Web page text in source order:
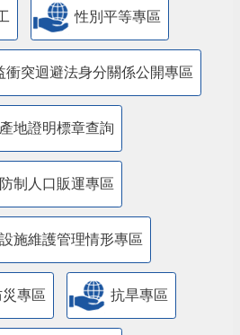
性別平等專區
衝突迴避法身分關係公開專區
產地證明標章查詢
防制人口販運專區
施維護管理情形專區
專區 抗旱專區